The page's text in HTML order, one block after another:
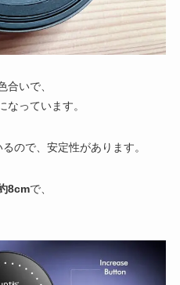
合いで、
っています。
ので、安定性があります。
8cmで、